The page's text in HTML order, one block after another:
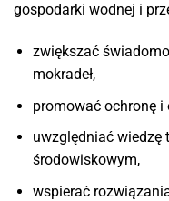
gospodarki wodnej i
zwiększać
mokradeł,
promować ochronę
uwzględniać wiedzę
środowiskowym,
wspierać